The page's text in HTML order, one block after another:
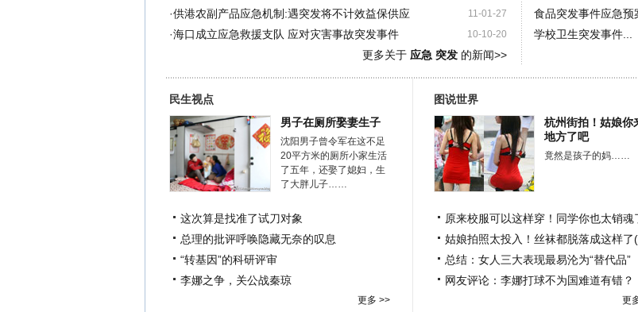
11-01-27
·供港农副产品应急机制:遇突发将不计效益保供应
10-10-20
·海口成立应急救援支队 应对灾害事故突发事件
更多关于 应急 突发的新闻>>
食品突发事件应急预
学校卫生突发事件...
民生视点
男子在厕所娶妻生子
沈阳男子曾令军在这不足
20平方米的厕所小家生活
了五年，还娶了媳妇，生
了大胖儿子……
这次算是找准了试刀对象
总理的批评呼唤隐藏无奈的叹息
“转基因”的科研评审
李娜之争，关公战秦琼
更多 >>
图说世界
杭州街拍！姑娘你
地方了吧
竟然是孩子的妈……
原来校服可以这样穿！同学你也太销魂
姑娘拍照太投入！丝袜都脱落成这样了
总结：女人三大表现最易沦为“替代品”
网友评论：李娜打球不为国难道有错？
更